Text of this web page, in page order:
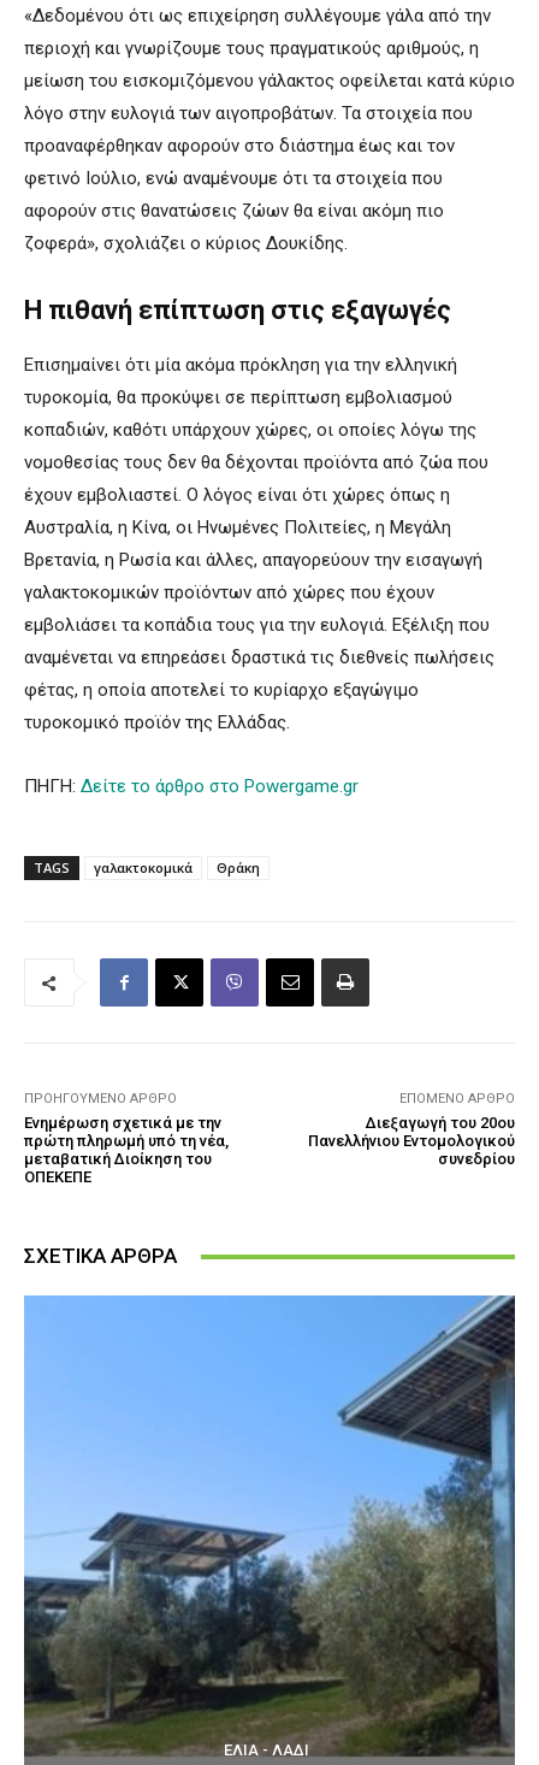
«Δεδομένου ότι ως επιχείρηση συλλέγουμε γάλα από την
περιοχή και γνωρίζουμε τους πραγματικούς αριθμούς, η
μείωση του εισκομιζόμενου γάλακτος οφείλεται κατά κύριο
λόγο στην ευλογιά των αιγοπροβάτων. Τα στοιχεία που
προαναφέρθηκαν αφορούν στο διάστημα έως και τον
φετινό Ιούλιο, ενώ αναμένουμε ότι τα στοιχεία που
αφορούν στις θανατώσεις ζώων θα είναι ακόμη πιο
ζοφερά», σχολιάζει ο κύριος Δουκίδης.
Η πιθανή επίπτωση στις εξαγωγές
Επισημαίνει ότι μία ακόμα πρόκληση για την ελληνική
τυροκομία, θα προκύψει σε περίπτωση εμβολιασμού
κοπαδιών, καθότι υπάρχουν χώρες, οι οποίες λόγω της
νομοθεσίας τους δεν θα δέχονται προϊόντα από ζώα που
έχουν εμβολιαστεί. Ο λόγος είναι ότι χώρες όπως η
Αυστραλία, η Κίνα, οι Ηνωμένες Πολιτείες, η Μεγάλη
Βρετανία, η Ρωσία και άλλες, απαγορεύουν την εισαγωγή
γαλακτοκομικών προϊόντων από χώρες που έχουν
εμβολιάσει τα κοπάδια τους για την ευλογιά. Εξέλιξη που
αναμένεται να επηρεάσει δραστικά τις διεθνείς πωλήσεις
φέτας, η οποία αποτελεί το κυρίαρχο εξαγώγιμο
τυροκομικό προϊόν της Ελλάδας.
ΠΗΓΗ: Δείτε το άρθρο στο Powergame.gr
TAGS γαλακτοκομικά Θράκη
ΠΡΟΗΓΟΎΜΕΝΟ ΆΡΘΡΟ
Ενημέρωση σχετικά με την
πρώτη πληρωμή υπό τη νέα,
μεταβατική Διοίκηση του
ΟΠΕΚΕΠΕ
ΕΠΌΜΕΝΟ ΆΡΘΡΟ
Διεξαγωγή του 20ου
Πανελλήνιου Εντομολογικού
συνεδρίου
ΣΧΕΤΙΚΑ ΑΡΘΡΑ
ΕΛΙΆ - ΛΆΔΙ